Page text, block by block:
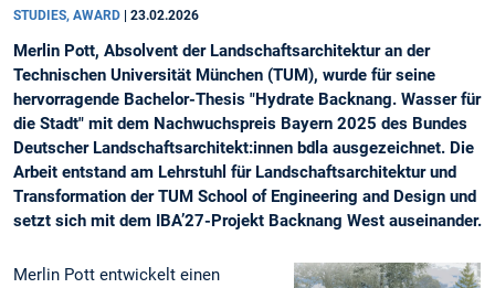
STUDIES, AWARD 23.02.2026
Merlin Pott, Absolvent der Landschaftsarchitektur an der
Technischen Universität München (TUM), wurde für seine
hervorragende Bachelor-Thesis "Hydrate Backnang. Wasser für
die Stadt" mit dem Nachwuchspreis Bayern 2025 des Bundes
Deutscher Landschaftsarchitekt:innen bdla ausgezeichnet. Die
Arbeit entstand am Lehrstuhl für Landschaftsarchitektur und
Transformation der TUM School of Engineering and Design und
setzt sich mit dem IBA’27-Projekt Backnang West auseinander.
Merlin Pott entwickelt einen